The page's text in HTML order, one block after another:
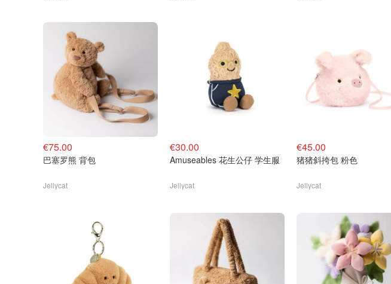
€75.00
巴塞罗熊 背包
Jellycat
€30.00
Amuseables 花生公仔 学生服
Jellycat
€45.00
猪猪斜挎包 粉色
Jellycat